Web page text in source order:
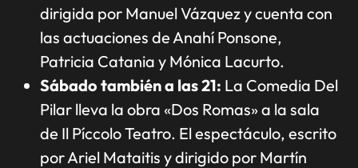
dirigida por Manuel Vázquez y cuenta con
las actuaciones de Anahí Ponsone,
Patricia Catania y Mónica Lacurto.
Sábado también a las 21: La Comedia Del
Pilar lleva la obra «Dos Romas» a la sala
de Il Píccolo Teatro. El espectáculo, escrito
por Ariel Mataitis y dirigido por Martín